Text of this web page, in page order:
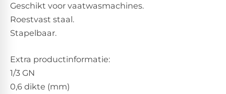
Geschikt voor vaatwasmachines.
Roestvast staal.
Stapelbaar.
Extra productinformatie:
1/3 GN
0,6 dikte (mm)